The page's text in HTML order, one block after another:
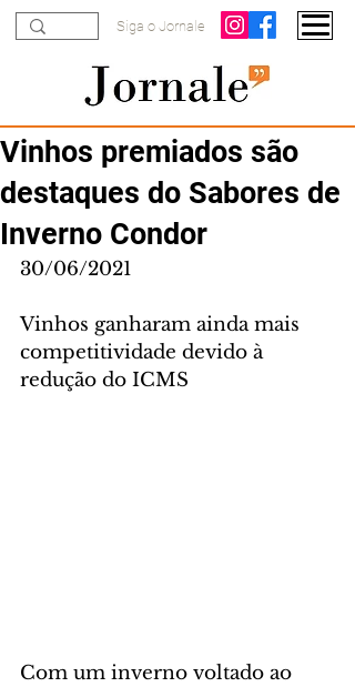
Siga o Jornale
Vinhos premiados são
destaques do Sabores de
Inverno Condor
30/06/2021
Vinhos ganharam ainda mais
competitividade devido à
redução do ICMS
Com um inverno voltado ao